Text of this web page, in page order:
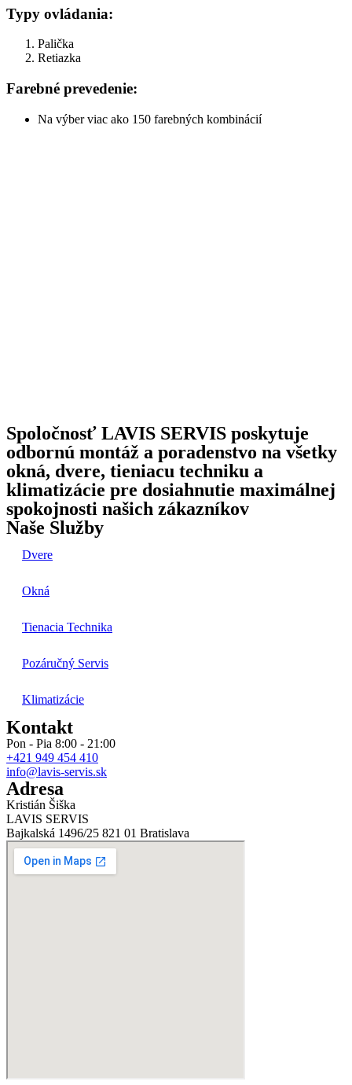
Typy ovládania:
Palička
Retiazka
Farebné prevedenie:
Na výber viac ako 150 farebných kombinácií
Spoločnosť LAVIS SERVIS poskytuje
odbornú montáž a poradenstvo na všetky
okná, dvere, tieniacu techniku a
klimatizácie pre dosiahnutie maximálnej
spokojnosti našich zákazníkov
Naše Služby
Dvere
Okná
Tienacia Technika
Pozáručný Servis
Klimatizácie
Kontakt
Pon - Pia 8:00 - 21:00
+421 949 454 410
info@lavis-servis.sk
Adresa
Kristián Šiška
LAVIS SERVIS
Bajkalská 1496/25 821 01 Bratislava